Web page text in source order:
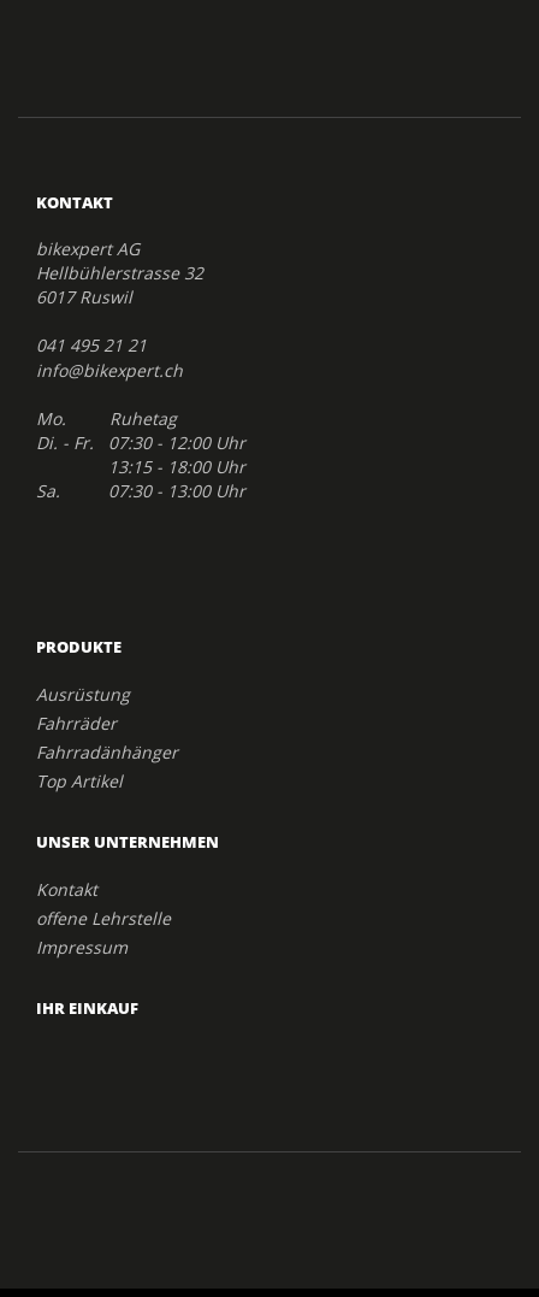
KONTAKT
bikexpert AG
Hellbühlerstrasse 32
6017 Ruswil
041 495 21 21
info@bikexpert.ch
Mo. Ruhetag
Di. - Fr. 07:30 - 12:00 Uhr
13:15 - 18:00 Uhr
Sa. 07:30 - 13:00 Uhr
PRODUKTE
Ausrüstung
Fahrräder
Fahrradänhänger
Top Artikel
UNSER UNTERNEHMEN
Kontakt
offene Lehrstelle
Impressum
IHR EINKAUF